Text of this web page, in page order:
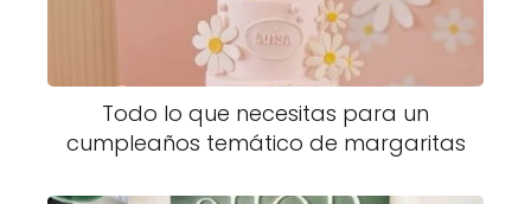
Todo lo que necesitas para un
cumpleaños temático de margaritas